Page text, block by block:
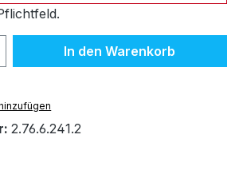
Gib den
In den Warenkorb
2.76.6.241.2